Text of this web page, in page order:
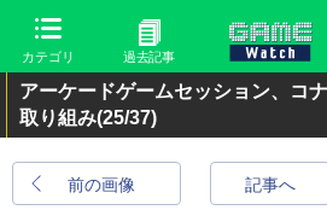
カテゴリ 過去記事
アーケードゲームセッション、コ
取り組み(25/37)
前の画像 記事へ